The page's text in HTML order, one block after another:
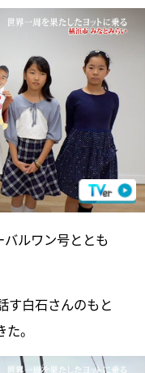
ルワン号ととも
す白石さんのもと
。